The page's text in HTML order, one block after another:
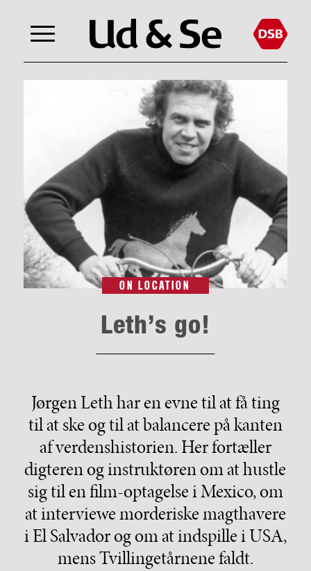
ON LOCATION
Leth’s go!
Jørgen Leth har en evne til at få ting
til at ske og til at balancere på kanten
af verdenshistorien. Her fortæller
digteren og instruktøren om at hustle
sig til en film-optagelse i Mexico, om
at interviewe morderiske magthavere
i El Salvador og om at indspille i USA,
mens Tvillingetårnene faldt.